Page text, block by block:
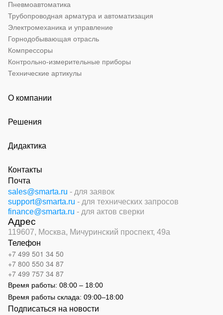
Пневмоавтоматика
Трубопроводная арматура и автоматизация
Электромеханика и управление
Горнодобывающая отрасль
Компрессоры
Контрольно-измерительные приборы
Технические артикулы
О компании
Решения
Дидактика
Контакты
Почта
sales@smarta.ru - для заявок
support@smarta.ru - для технических запросов
finance@smarta.ru - для актов сверки
Адрес
119607, Москва, Мичуринский проспект, 49а
Телефон
+7 499 501 34 50
+7 800 550 34 87
+7 499 757 34 87
Время работы: 08:00 – 18:00
Время работы склада: 09:00–18:00
Подписаться на новости